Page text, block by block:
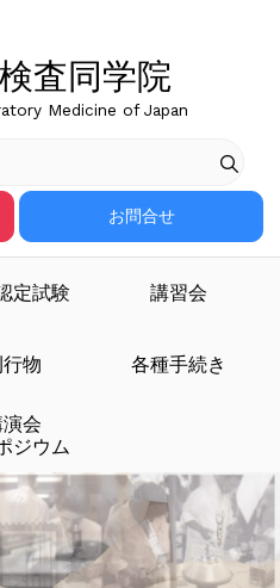
査同学院
Medicine of Japan
お問合せ
定試験 講習会
物 各種手続き
会
ジウム
の発展と技
向上
を担う人材
する